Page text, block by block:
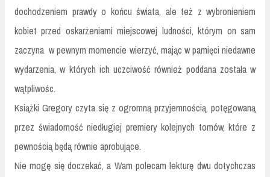
dochodzeniem prawdy o końcu świata, ale też z wybronieniem
kobiet przed oskarżeniami miejscowej ludności, którym on sam
zaczyna w pewnym momencie wierzyć, mając w pamięci niedawne
wydarzenia, w których ich uczciwość również poddana została w
wątpliwośc.
Książki Gregory czyta się z ogromną przyjemnością, potęgowaną
przez świadomość niedługiej premiery kolejnych tomów, które z
pewnością będą równie aprobujące.
Nie mogę się doczekać, a Wam polecam lekturę dwu dotychczas